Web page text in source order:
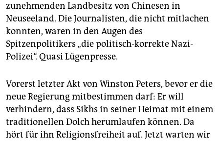
zunehmenden Landbesitz von Chinesen in
Neuseeland. Die Journalisten, die nicht mitlachen
konnten, waren in den Augen des
Spitzenpolitikers „die politisch-korrekte Nazi-
Polizei“. Quasi Lügenpresse.
Vorerst letzter Akt von Winston Peters, bevor er die
neue Regierung mitbestimmen darf: Er will
verhindern, dass Sikhs in seiner Heimat mit einem
traditionellen Dolch herumlaufen können. Da
hört für ihn Reli­gions­freiheit auf. Jetzt warten wir